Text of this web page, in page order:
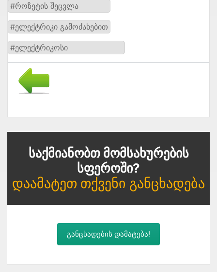
#როზეტის შეცვლა
#ელექტრიკი გამოძახებით
#ელექტრიკოსი
Საქმიანობთ Მომსახურების
Სფეროში?
Დაამატეთ Თქვენი Განცხადება
განცხადების დამატება!